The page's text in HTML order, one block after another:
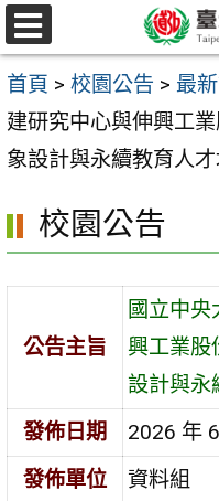
跳
至
主
要
內
區
選
單
首頁 > 校園公告 > 最
建研究中心與伸興工
象設計與永續教育人才
校園公告
公告主旨
國立中
興工業股
設計與永
發佈日期
2026 年
發佈單位
資料組